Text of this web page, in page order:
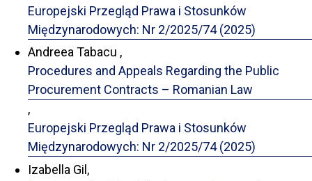
Europejski Przegląd Prawa i Stosunków
Międzynarodowych: Nr 2/2025/74 (2025)
Andreea Tabacu ,
Procedures and Appeals Regarding the Public
Procurement Contracts – Romanian Law
,
Europejski Przegląd Prawa i Stosunków
Międzynarodowych: Nr 2/2025/74 (2025)
Izabella Gil,